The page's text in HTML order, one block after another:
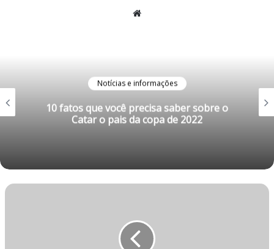
Website
Notícias e informações
10 fatos que você precisa saber sobre o
Catar o pais da copa de 2022